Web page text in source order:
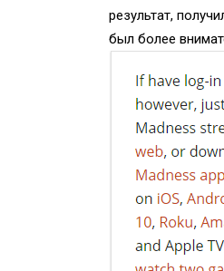
результат,
был более